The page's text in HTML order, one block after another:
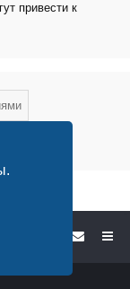
привести к